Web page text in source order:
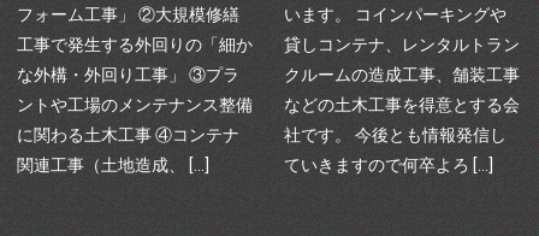
フォーム工事」 ②大規模修繕
工事で発生する外回りの「細か
な外構・外回り工事」 ③プラ
ントや工場のメンテナンス整備
に関わる土木工事 ④コンテナ
関連工事（土地造成、 […]
います。 コインパーキングや
貸しコンテナ、レンタルトラン
クルームの造成工事、舗装工事
などの土木工事を得意とする会
社です。 今後とも情報発信し
ていきますので何卒よろ […]